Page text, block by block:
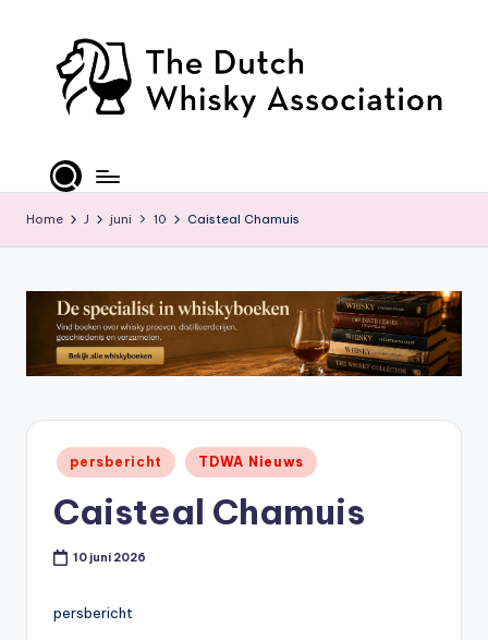
D
W
A
-
O
ffi
or
Home J juni 10 Caisteal Chamuis
Geplaatst
in
persbericht TDWA Nieuws
Caisteal Chamuis
10 juni 2026
persbericht